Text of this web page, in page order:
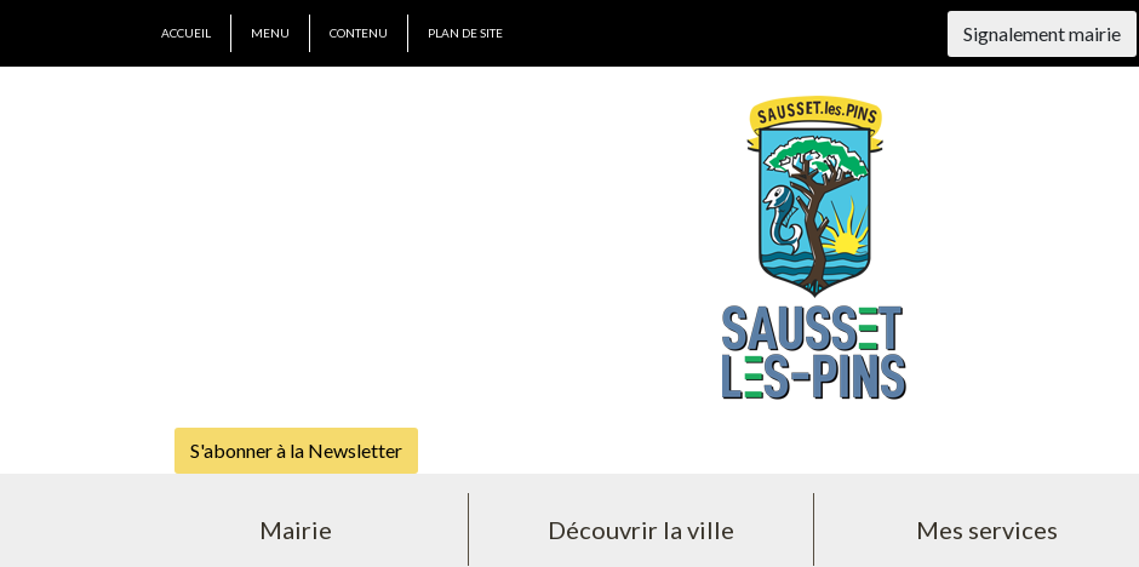
ACCUEIL MENU CONTENU PLAN DE SITE Signalement mairie
S'abonner à la Newsletter
Mairie Découvrir la ville Mes services